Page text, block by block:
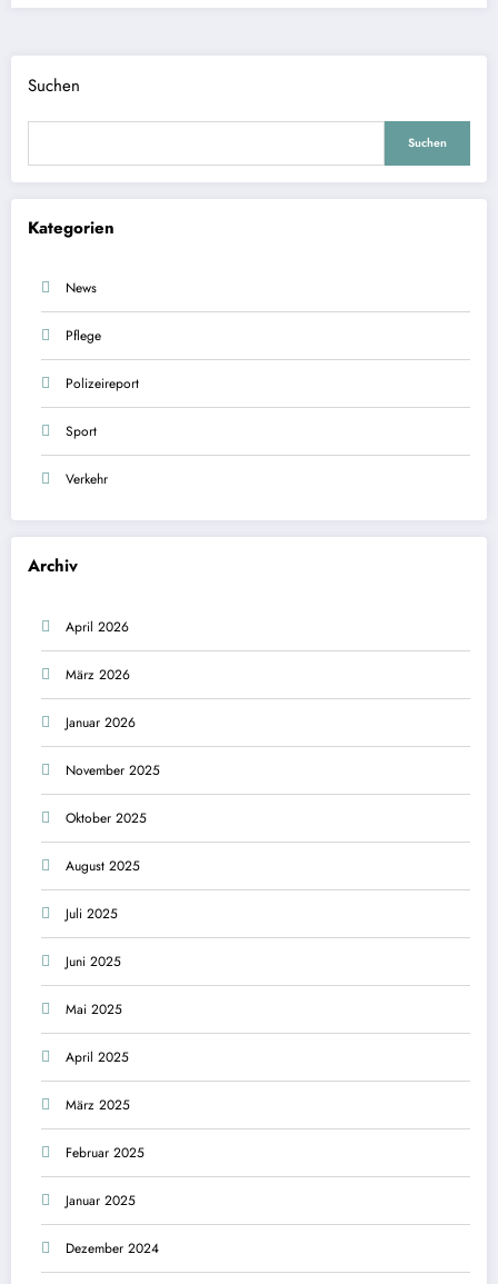
Suchen
Suchen
Kategorien
News
Pflege
Polizeireport
Sport
Verkehr
Archiv
April 2026
März 2026
Januar 2026
November 2025
Oktober 2025
August 2025
Juli 2025
Juni 2025
Mai 2025
April 2025
März 2025
Februar 2025
Januar 2025
Dezember 2024